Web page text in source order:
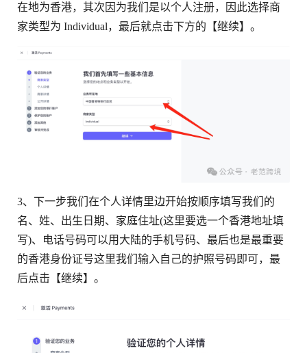
在地为香港，其次因为我们是以个人注册，因此选择商
家类型为 Individual，最后就点击下方的【继续】。
3、下一步我们在个人详情里边开始按顺序填写我们的
名、姓、出生日期、家庭住址(这里要选一个香港地址填
写)、电话号码可以用大陆的手机号码、最后也是最重要
的香港身份证号这里我们输入自己的护照号码即可，最
后点击【继续】。